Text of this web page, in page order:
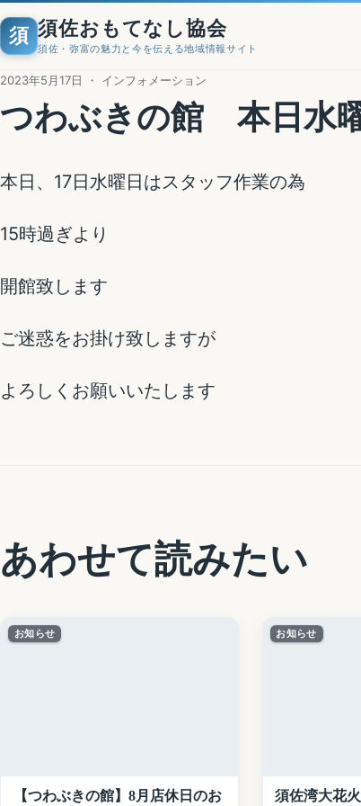
須 須佐おもてなし協会
須佐・弥富の魅力と今を伝える地域情報サイト
2023年5月17日 ・ インフォメーション
つわぶきの館 本日水
本日、17日水曜日はスタッフ作業の為
15時過ぎより
開館致します
ご迷惑をお掛け致しますが
よろしくお願いいたします
あわせて読みたい
お知らせ
【つわぶきの館】8月店休日のお
お知らせ
須佐湾大花